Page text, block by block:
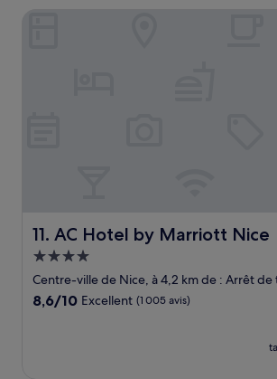
11. AC Hotel by Marriott Nice
AC Hotel by Marriott Nice
Hébergement
4.0 étoiles
Centre-ville de Nice, à 4,2 km de : Arrêt de
8.6
8,6/10 Excellent (1 005 avis)